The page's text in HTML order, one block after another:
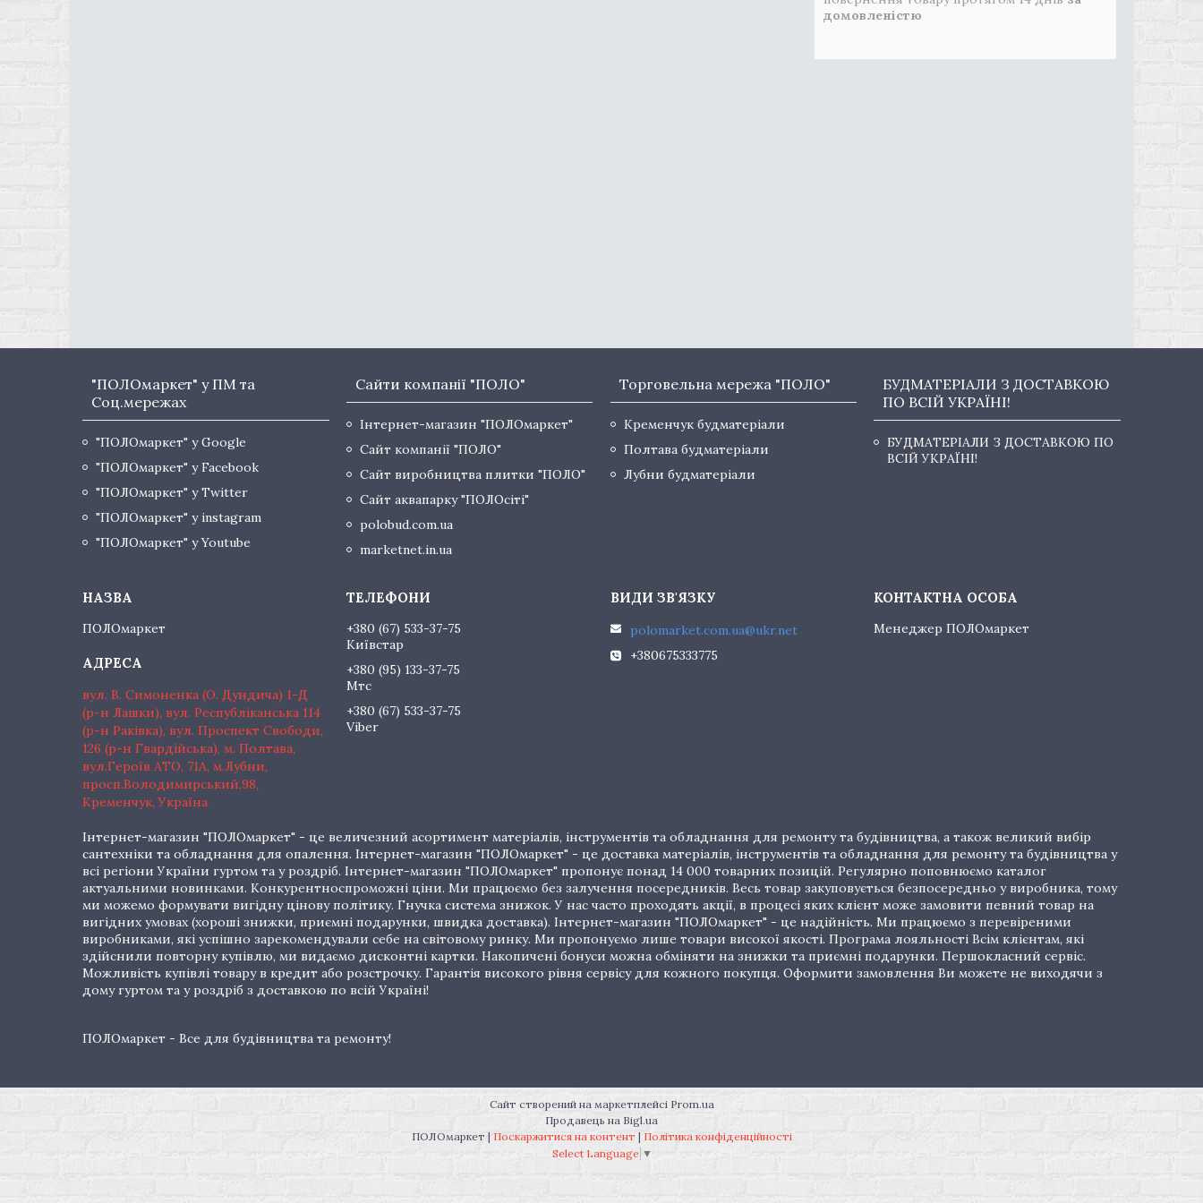
домовленістю
"ПОЛОмаркет" у ПМ та
Соц.мережах
"ПОЛОмаркет" у Google
"ПОЛОмаркет" у Facebook
"ПОЛОмаркет" у Twitter
"ПОЛОмаркет" у instagram
"ПОЛОмаркет" у Youtube
Сайти компанії "ПОЛО"
Інтернет-магазин "ПОЛОмаркет"
Сайт компанії "ПОЛО"
Сайт виробництва плитки "ПОЛО"
Сайт аквапарку "ПОЛОсіті"
polobud.com.ua
marketnet.in.ua
Торговельна мережа "ПОЛО"
Кременчук будматеріали
Полтава будматеріали
Лубни будматеріали
БУДМАТЕРІАЛИ З ДОСТАВКОЮ
ПО ВСІЙ УКРАЇНІ!
БУДМАТЕРІАЛИ З ДОСТАВКОЮ ПО
ВСІЙ УКРАЇНІ!
ПОЛОмаркет
вул. В. Симоненка (О. Дундича) 1-Д
(р-н Лашки), вул. Республіканська 114
(р-н Раківка), вул. Проспект Свободи,
126 (р-н Гвардійська), м. Полтава,
вул.Героїв АТО, 71А, м.Лубни,
просп.Володимирський,98,
Кременчук, Україна
+380 (67) 533-37-75
Київстар
+380 (95) 133-37-75
Мтс
+380 (67) 533-37-75
Viber
polomarket.com.ua@ukr.net
+380675333775
Менеджер ПОЛОмаркет
Інтернет-магазин "ПОЛОмаркет" - це величезний асортимент матеріалів, інструментів та обладнання для ремонту та будівництва, а також великий вибір
сантехніки та обладнання для опалення. Інтернет-магазин "ПОЛОмаркет" - це доставка матеріалів, інструментів та обладнання для ремонту та будівництва у
всі регіони України гуртом та у роздріб. Інтернет-магазин "ПОЛОмаркет" пропонує понад 14 000 товарних позицій. Регулярно поповнюємо каталог
актуальними новинками. Конкурентноспроможні ціни. Ми працюємо без залучення посередників. Весь товар закуповується безпосередньо у виробника, тому
ми можемо формувати вигідну цінову політику. Гнучка система знижок. У нас часто проходять акції, в процесі яких клієнт може замовити певний товар на
вигідних умовах (хороші знижки, приємні подарунки, швидка доставка). Інтернет-магазин "ПОЛОмаркет" - це надійність. Ми працюємо з перевіреними
виробниками, які успішно зарекомендували себе на світовому ринку. Ми пропонуємо лише товари високої якості. Програма лояльності Всім клієнтам, які
здійснили повторну купівлю, ми видаємо дисконтні картки. Накопичені бонуси можна обміняти на знижки та приємні подарунки. Першокласний сервіс.
Можливість купівлі товару в кредит або розстрочку. Гарантія високого рівня сервісу для кожного покупця. Оформити замовлення Ви можете не виходячи з
дому гуртом та у роздріб з доставкою по всій Україні!
ПОЛОмаркет - Все для будівництва та ремонту!
Сайт створений на маркетплейсі Prom.ua
Продавець на Bigl.ua
ПОЛОмаркет | Поскаржитися на контент | Політика конфіденційності
Select Language ▼